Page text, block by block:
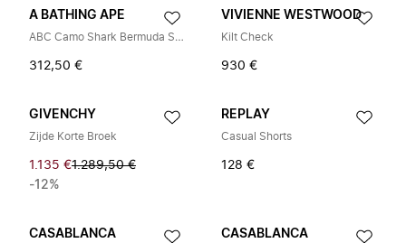
A BATHING APE
ABC Camo Shark Bermuda Shorts
312,50 €
VIVIENNE WESTWOOD
Kilt Check
930 €
GIVENCHY
Zijde Korte Broek
1.135 €1.289,50 €
-12%
REPLAY
Casual Shorts
128 €
CASABLANCA CASABLANCA